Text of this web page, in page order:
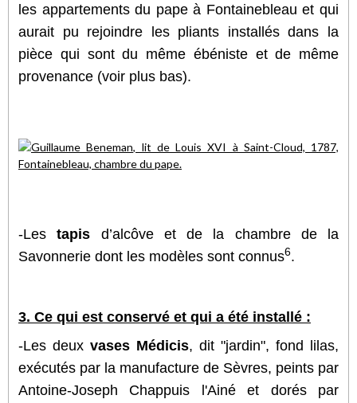
les appartements du pape à Fontainebleau et qui
aurait pu rejoindre les pliants installés dans la
pièce qui sont du même ébéniste et de même
provenance (voir plus bas).
-Lestapis d’alcôve et de la chambre de la
Savonnerie dont les modèles sont connus6.
3. Ce qui est conservé et qui a été installé :
-Les deux vases Médicis, dit "jardin", fond lilas,
exécutés par la manufacture de Sèvres, peints par
Antoine-Joseph Chappuis l'Ainé et dorés par